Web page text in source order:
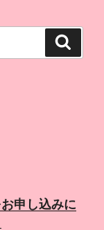
申し込みに